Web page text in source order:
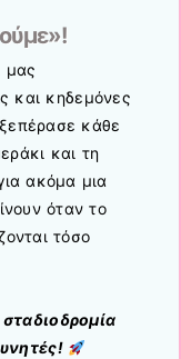
μας
και κηδεμόνες
κάθε
και τη
ακόμα μια
όταν το
τόσο